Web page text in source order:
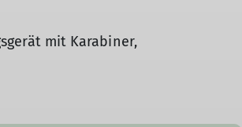
mit Karabiner,